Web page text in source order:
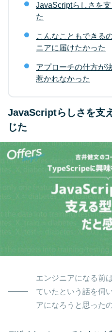
JavaScriptらしさを
た
こんなこともできる
ニアに届けたかった
アプローチの仕方が
惹かれなかった
JavaScriptらしさを支
じた
エンジニアになる前
ていたという話を伺
アになろうと思った